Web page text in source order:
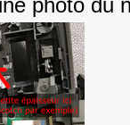
photo du